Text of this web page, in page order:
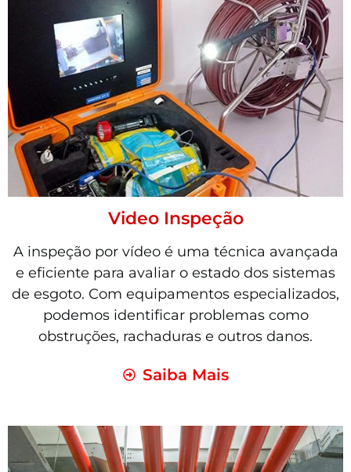
Video Inspeção
A inspeção por vídeo é uma técnica avançada
e eficiente para avaliar o estado dos sistemas
de esgoto. Com equipamentos especializados,
podemos identificar problemas como
obstruções, rachaduras e outros danos.
Saiba Mais